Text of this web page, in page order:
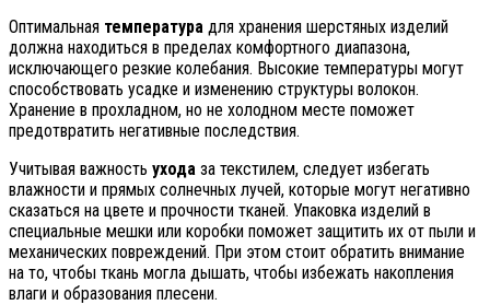
Оптимальная температура для хранения шерстяных изделий
должна находиться в пределах комфортного диапазона,
исключающего резкие колебания. Высокие температуры могут
способствовать усадке и изменению структуры волокон.
Хранение в прохладном, но не холодном месте поможет
предотвратить негативные последствия.
Учитывая важность ухода за текстилем, следует избегать
влажности и прямых солнечных лучей, которые могут негативно
сказаться на цвете и прочности тканей. Упаковка изделий в
специальные мешки или коробки поможет защитить их от пыли и
механических повреждений. При этом стоит обратить внимание
на то, чтобы ткань могла дышать, чтобы избежать накопления
влаги и образования плесени.